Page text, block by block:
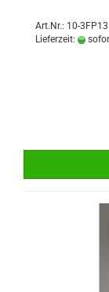
Art.Nr.: 10-3FP13
Lieferzeit: